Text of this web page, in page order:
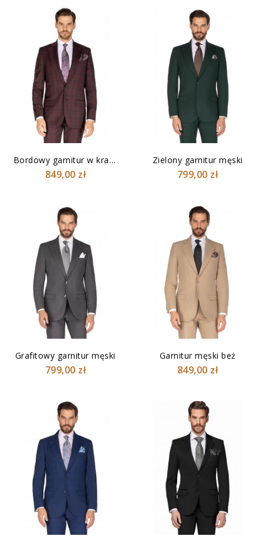
Bordowy garnitur w kratkę
849,00 zł
Zielony garnitur męski
799,00 zł
Grafitowy garnitur męski
799,00 zł
Garnitur męski beż
849,00 zł